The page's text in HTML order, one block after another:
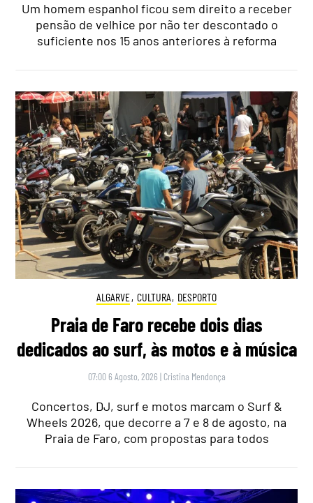
Um homem espanhol ficou sem direito a receber
pensão de velhice por não ter descontado o
suficiente nos 15 anos anteriores à reforma
ALGARVE, CULTURA, DESPORTO
Praia de Faro recebe dois dias
dedicados ao surf, às motos e à música
07:00 6 Agosto, 2026 | Cristina Mendonça
Concertos, DJ, surf e motos marcam o Surf &
Wheels 2026, que decorre a 7 e 8 de agosto, na
Praia de Faro, com propostas para todos